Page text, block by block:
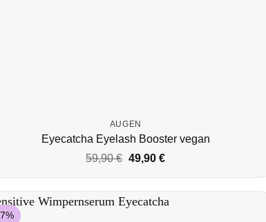
AUGEN
Eyecatcha Eyelash Booster vegan
59,90€ Ursprünglicher
war:
59,90 €
49,90€Aktueller
ist:
49,90 €.